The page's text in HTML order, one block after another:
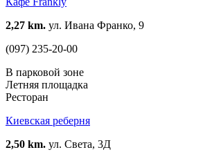
2,27 km. ул. Ивана Франко, 9
(097) 235-20-00
В парковой зоне
Летняя площадка
Ресторан
Киевская реберня
2,50 km. ул. Света, 3Д